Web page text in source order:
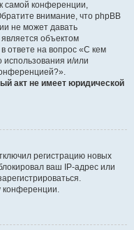
самой конференции,
внимание, что phpBB
не может давать
объектом
ответе на вопрос «С кем
использования и/или
акт не имеет юридической
регистрацию новых
ваш IP-адрес или
конференции.